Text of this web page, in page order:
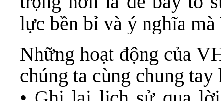
lực bền bỉ và ý nghĩa
Những hoạt động của
chúng ta cùng chung tay